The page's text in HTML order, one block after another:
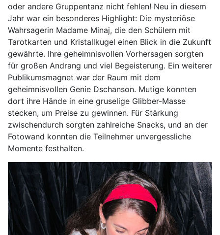
oder andere Gruppentanz nicht fehlen! Neu in diesem
Jahr war ein besonderes Highlight: Die mysteriöse
Wahrsagerin Madame Minaj, die den Schülern mit
Tarotkarten und Kristallkugel einen Blick in die Zukunft
gewährte. Ihre geheimnisvollen Vorhersagen sorgten
für großen Andrang und viel Begeisterung. Ein weiterer
Publikumsmagnet war der Raum mit dem
geheimnisvollen Genie Dschanson. Mutige konnten
dort ihre Hände in eine gruselige Glibber-Masse
stecken, um Preise zu gewinnen. Für Stärkung
zwischendurch sorgten zahlreiche Snacks, und an der
Fotowand konnten die Teilnehmer unvergessliche
Momente festhalten.